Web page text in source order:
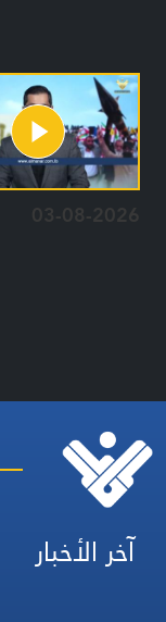
03-08-2026
آخر الأخبار